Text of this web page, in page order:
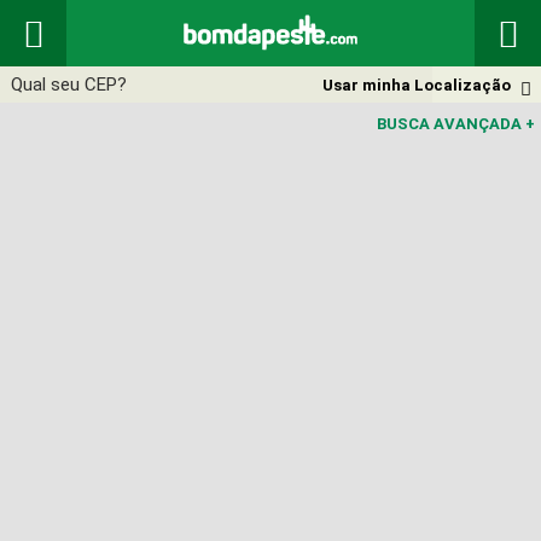
 

Usar minha Localização
BUSCA AVANÇADA +